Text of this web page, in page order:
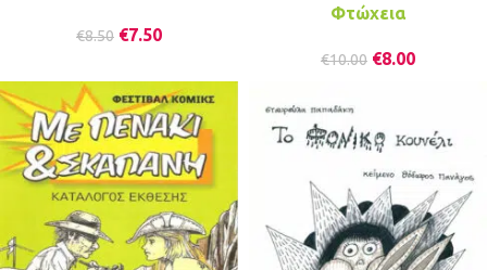
€8.50 €7.50
Φτώχεια
€10.00 €8.00